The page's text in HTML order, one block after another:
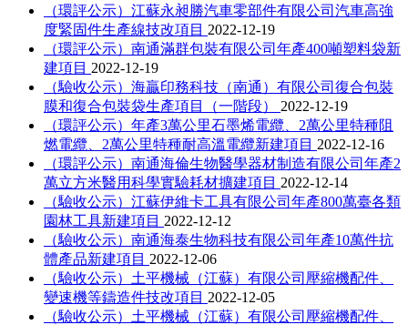
（環評公示）江蘇永昶勝汽車零部件有限公司汽車高強
度緊固件生產線技改項目 2022-12-19
（環評公示）南通滿群包裝有限公司年產400噸塑料袋新
建項目 2022-12-19
（驗收公示）海贏印務科技（南通）有限公司復合包裝
膜和復合包裝袋生產項目（一階段） 2022-12-19
（環評公示）年產3萬公里石墨烯電纜、2萬公里特種阻
燃電纜、2萬公里特種耐高溫電纜新建項目 2022-12-16
（環評公示）南通海倫生物醫學器材制造有限公司年產2
萬立方米醫用科學實驗耗材擴建項目 2022-12-14
（驗收公示）江蘇伊維卡工具有限公司年產800萬臺各類
園林工具新建項目 2022-12-12
（驗收公示）南通海泰生物科技有限公司年產10萬件抗
體產品新建項目 2022-12-06
（驗收公示）土平機械（江蘇）有限公司壓縮機配件、
變速機等鑄造件技改項目 2022-12-05
（驗收公示）土平機械（江蘇）有限公司壓縮機配件、